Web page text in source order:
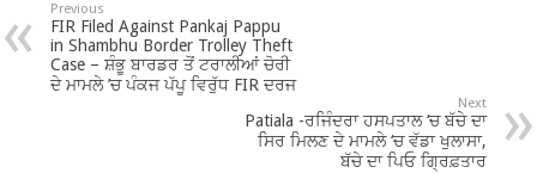
Previous
FIR Filed Against Pankaj Pappu
in Shambhu Border Trolley Theft
Case – ਸ਼ੰਭੂ ਬਾਰਡਰ ਤੋਂ ਟਰਾਲੀਆਂ ਚੋਰੀ
ਦੇ ਮਾਮਲੇ ’ਚ ਪੰਕਜ ਪੱਪੂ ਵਿਰੁੱਧ FIR ਦਰਜ
Next
Patiala -ਰਜਿੰਦਰਾ ਹਸਪਤਾਲ ‘ਚ ਬੱਚੇ ਦਾ
ਸਿਰ ਮਿਲਣ ਦੇ ਮਾਮਲੇ ‘ਚ ਵੱਡਾ ਖੁਲਾਸਾ,
ਬੱਚੇ ਦਾ ਪਿਓ ਗ੍ਰਿਫ਼ਤਾਰ